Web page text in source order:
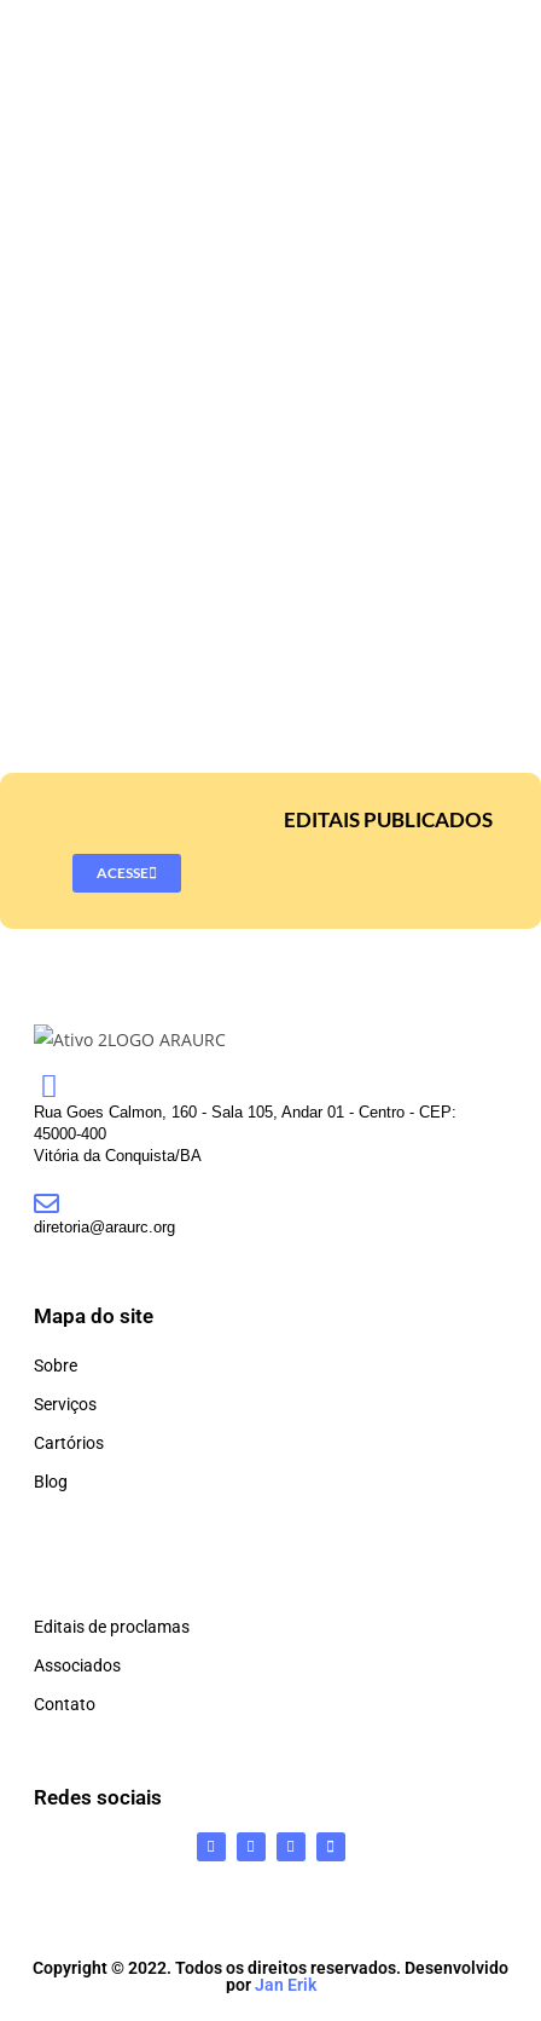
EDITAIS PUBLICADOS
ACESSE
Rua Goes Calmon, 160 - Sala 105, Andar 01 - Centro - CEP:
45000-400
Vitória da Conquista/BA
diretoria@araurc.org
Mapa do site
Sobre
Serviços
Cartórios
Blog
Editais de proclamas
Associados
Contato
Redes sociais
Copyright © 2022. Todos os direitos reservados. Desenvolvido
porJan Erik